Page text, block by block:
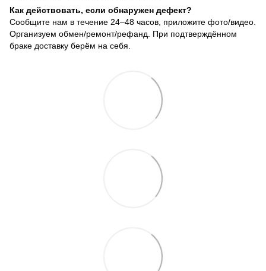
Как действовать, если обнаружен дефект?
Сообщите нам в течение 24–48 часов, приложите фото/видео.
Организуем обмен/ремонт/рефанд. При подтверждённом
браке доставку берём на себя.